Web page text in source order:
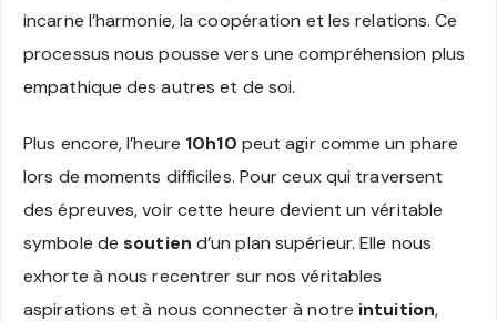
incarne l’harmonie, la coopération et les relations. Ce
processus nous pousse vers une compréhension plus
empathique des autres et de soi.
Plus encore, l’heure 10h10 peut agir comme un phare
lors de moments difficiles. Pour ceux qui traversent
des épreuves, voir cette heure devient un véritable
symbole desoutien d’un plan supérieur. Elle nous
exhorte à nous recentrer sur nos véritables
aspirations et à nous connecter à notre intuition,